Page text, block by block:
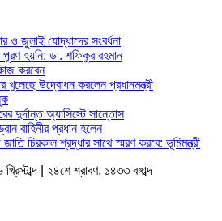
ও জুলাই যোদ্ধাদের সংবর্ধনা
হয়নি: ডা. শফিকুর রহমান
করবেন
খুলেছে উদ্বোধন করলেন প্রধানমন্ত্রী
দুর্দান্ত অ্যাসিস্টে সান্তোস
বাহিনীর প্রধান হলেন
চিরকাল শ্রদ্ধার সাথে স্মরণ করবে: ভূমিমন্ত্রী
| ২৪শে শ্রাবণ, ১৪৩৩ বঙ্গাব্দ